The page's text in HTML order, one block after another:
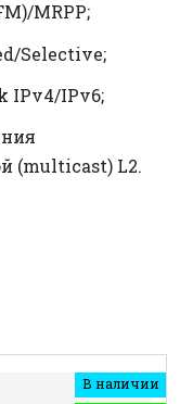
MRPP;
Selective;
IPv4/IPv6;
(multicast) L2.
В наличии